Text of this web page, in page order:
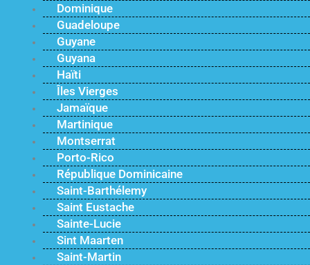
Dominique
Guadeloupe
Guyane
Guyana
Haïti
Îles Vierges
Jamaïque
Martinique
Montserrat
Porto-Rico
République Dominicaine
Saint-Barthélemy
Saint Eustache
Sainte-Lucie
Sint Maarten
Saint-Martin